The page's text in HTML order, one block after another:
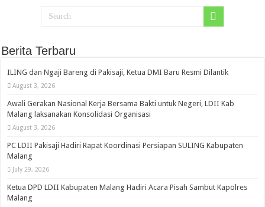
Berita Terbaru
ILING dan Ngaji Bareng di Pakisaji, Ketua DMI Baru Resmi Dilantik
August 3, 2026
Awali Gerakan Nasional Kerja Bersama Bakti untuk Negeri, LDII Kab
Malang laksanakan Konsolidasi Organisasi
August 3, 2026
PC LDII Pakisaji Hadiri Rapat Koordinasi Persiapan SULING Kabupaten
Malang
July 29, 2026
Ketua DPD LDII Kabupaten Malang Hadiri Acara Pisah Sambut Kapolres
Malang